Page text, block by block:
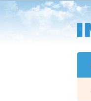
Přejít
na
hlavní
obsah